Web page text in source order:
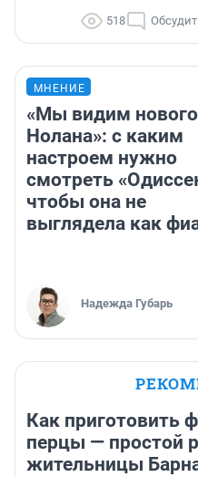
518
МНЕНИЕ
«Мы видим нового
Нолана»: с каким
настроем нужно
смотреть
чтобы она не
выглядела как
Надежда Губарь
Как приготовить
перцы — простой
жительницы